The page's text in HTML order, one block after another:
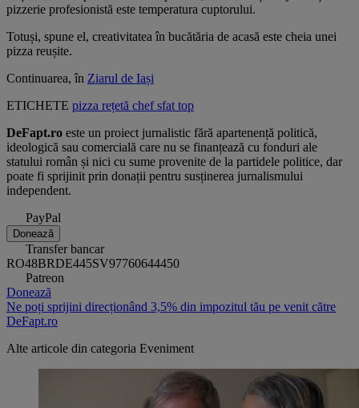
pizzerie profesionistă este temperatura cuptorului.
Totuși, spune el, creativitatea în bucătăria de acasă este cheia unei
pizza reușite.
Continuarea, în Ziarul de Iași
ETICHETE pizza rețetă chefsfat top
DeFapt.ro este un proiect jurnalistic fără apartenență politică,
ideologică sau comercială care nu se finanțează cu fonduri ale
statului român și nici cu sume provenite de la partidele politice, dar
poate fi sprijinit prin donații pentru susținerea jurnalismului
independent.
PayPal
Donează
Transfer bancar
RO48BRDE445SV97760644450
Patreon
Donează
Ne poți sprijini direcționând 3,5% din impozitul tău pe venit către
DeFapt.ro
Alte articole din categoria Eveniment